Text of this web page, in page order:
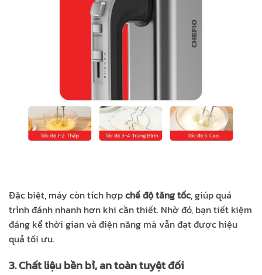
Đặc biệt, máy còn tích hợpchế độ tăng tốc, giúp quá
trình đánh nhanh hơn khi cần thiết. Nhờ đó, bạn tiết kiệm
đáng kể thời gian và điện năng mà vẫn đạt được hiệu
quả tối ưu.
3. Chất liệu bền bỉ, an toàn tuyệt đối